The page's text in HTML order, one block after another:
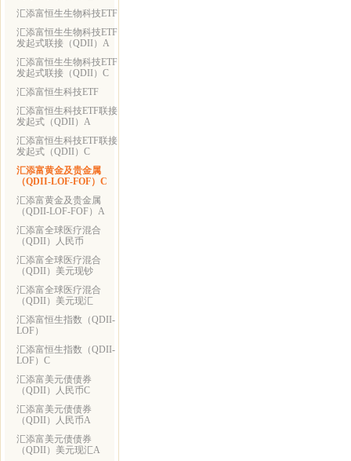
汇添富恒生生物科技ETF
汇添富恒生生物科技ETF
发起式联接（QDII）A
汇添富恒生生物科技ETF
发起式联接（QDII）C
汇添富恒生科技ETF
汇添富恒生科技ETF联接
发起式（QDII）A
汇添富恒生科技ETF联接
发起式（QDII）C
汇添富黄金及贵金属
（QDII-LOF-FOF）C
汇添富黄金及贵金属
（QDII-LOF-FOF）A
汇添富全球医疗混合
（QDII）人民币
汇添富全球医疗混合
（QDII）美元现钞
汇添富全球医疗混合
（QDII）美元现汇
汇添富恒生指数（QDII-
LOF）
汇添富恒生指数（QDII-
LOF）C
汇添富美元债债券
（QDII）人民币C
汇添富美元债债券
（QDII）人民币A
汇添富美元债债券
（QDII）美元现汇A